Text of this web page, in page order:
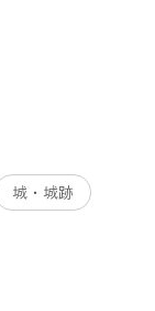
城・城跡